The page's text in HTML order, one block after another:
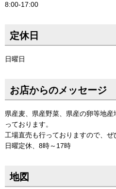
8:00-17:00
定休日
日曜日
お店からのメッセージ
県産麦、県産野菜、県産の卵等地
っております。
工場直売も行っておりますので、ぜ
日曜定休、8時～17時
地図